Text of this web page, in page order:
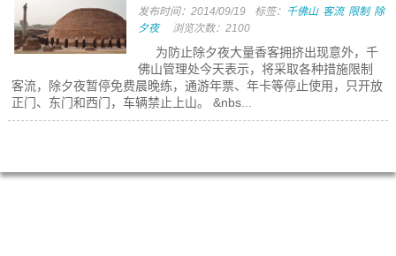
发布时间：2014/09/19 标签： 千佛山 客流 限制 除
夕夜
浏览次数：2100
为防止除夕夜大量香客拥挤出现意外，千
佛山管理处今天表示，将采取各种措施限制
客流，除夕夜暂停免费晨晚练，通游年票、年卡等停止使用，只开放
正门、东门和西门，车辆禁止上山。 &nbs...